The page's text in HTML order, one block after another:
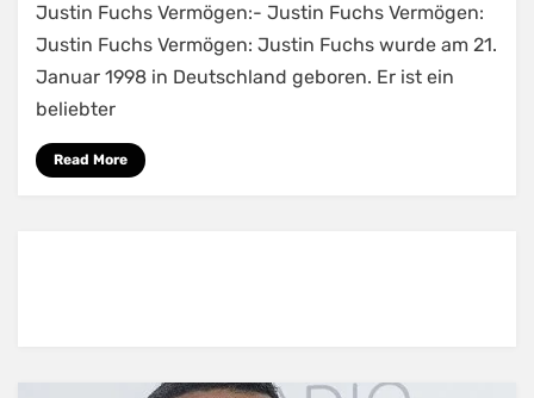
Justin Fuchs Vermögen:- Justin Fuchs Vermögen:
Justin Fuchs Vermögen: Justin Fuchs wurde am 21.
Januar 1998 in Deutschland geboren. Er ist ein
beliebter
Read More